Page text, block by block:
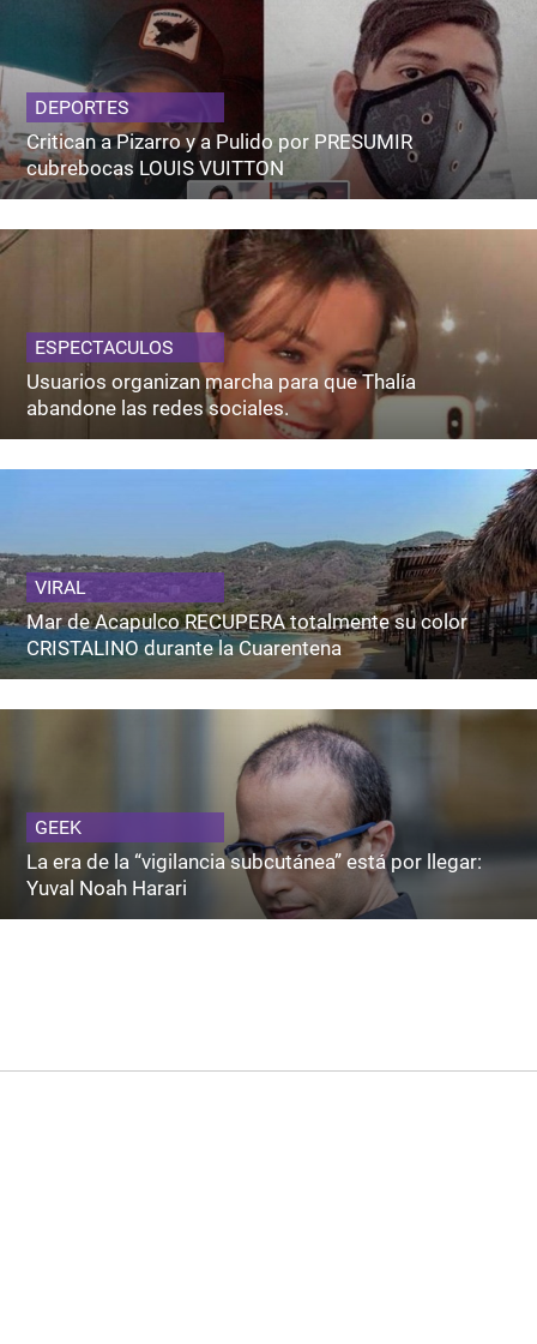
DEPORTES
Critican a Pizarro y a Pulido por PRESUMIR
cubrebocas LOUIS VUITTON
ESPECTACULOS
Usuarios organizan marcha para que Thalía
abandone las redes sociales.
VIRAL
Mar de Acapulco RECUPERA totalmente su color
CRISTALINO durante la Cuarentena
GEEK
La era de la “vigilancia subcutánea” está por llegar:
Yuval Noah Harari